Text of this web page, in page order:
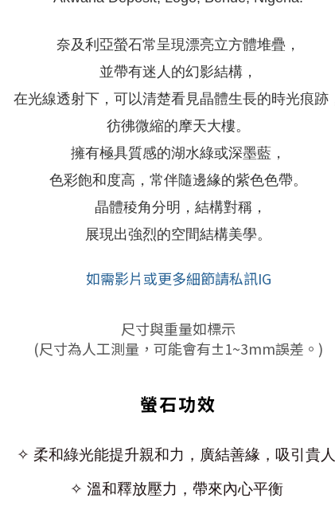
奈及利亞螢石常呈現漂亮立方體堆疊，
並帶有迷人的幻影結構，
在光線透射下，可以清楚看見晶體生長的時光痕跡
彷彿微縮的摩天大樓。
擁有極具質感的湖水綠或深墨藍，
色彩飽和度高，常伴隨邊緣的紫色色帶。
晶體稜角分明，結構對稱，
展現出強烈的空間結構美學。
如需影片或更多細節請私訊IG
尺寸與重量如標示
(尺寸為人工測量，可能會有±1~3mm誤差。)
螢石功效
✧ 柔和綠光能提升親和力，廣結善緣，吸引貴人
✧ 溫和釋放壓力，帶來內心平衡